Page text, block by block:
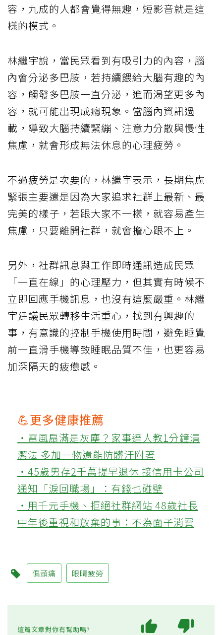
容，九成的人都會覺得無趣，短影音就是這
樣的模式。
林繼宇說，當民眾看到有吸引力的內容，腦
內會分泌多巴胺，若持續餵給大腦有趣的內
容，觸發多巴胺一直分泌，進而渴望更多內
容，就可能出現成癮現象。當腦內資訊過
載，導致大腦持續緊繃、注意力分散與慢性
焦慮，就會形成無法休息的心理疲勞。
不過疲勞是次要的，林繼宇表示，長期焦慮
緊張主要還是因為大家追求社群上最新、最
完美的樣子，若跟大家不一樣，就容易產生
焦慮，只要離開社群，就會擔心跟不上。
另外，社群訊息與工作即時通訊造成民眾
「一直在線」的心理壓力，但其實有時候不
立即回應手機訊息，也沒有這麼嚴重。林繼
宇建議民眾轉移生活重心，找到有興趣的
事，有意識的控制手機使用時間，避免睡覺
前一直滑手機導致睡眠品質不佳，也更容易
加深隔天的疲憊感。
💪更多健康推薦
‧電風扇滿是灰塵？家事達人教1分鐘清
潔法 多加一物還能防髒汙附著
‧45歲男存2千萬提早退休 接信用卡公司
通知「淚回職場」：有錢也碰壁
‧用千元手機、拒絕社群網站 48歲社長
中年後重視和放棄的事：不為面子消費
偏頭痛 眼睛疲勞
這篇文章對你有幫助嗎?